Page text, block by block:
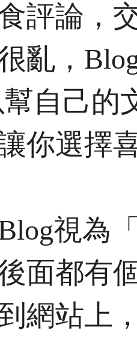
評論，
亂，
自己的
你選擇
視為
面都有
網站上